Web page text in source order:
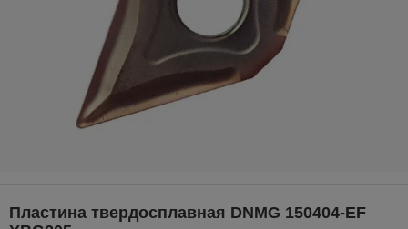
Пластина твердосплавная DNMG 150404-EF